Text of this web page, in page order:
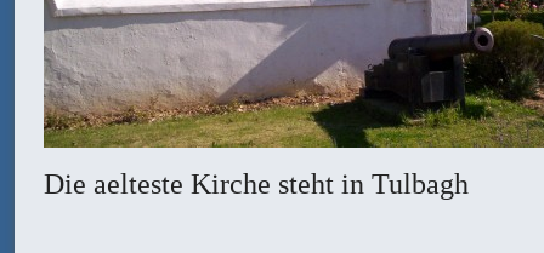
Die aelteste Kirche steht in Tulbagh